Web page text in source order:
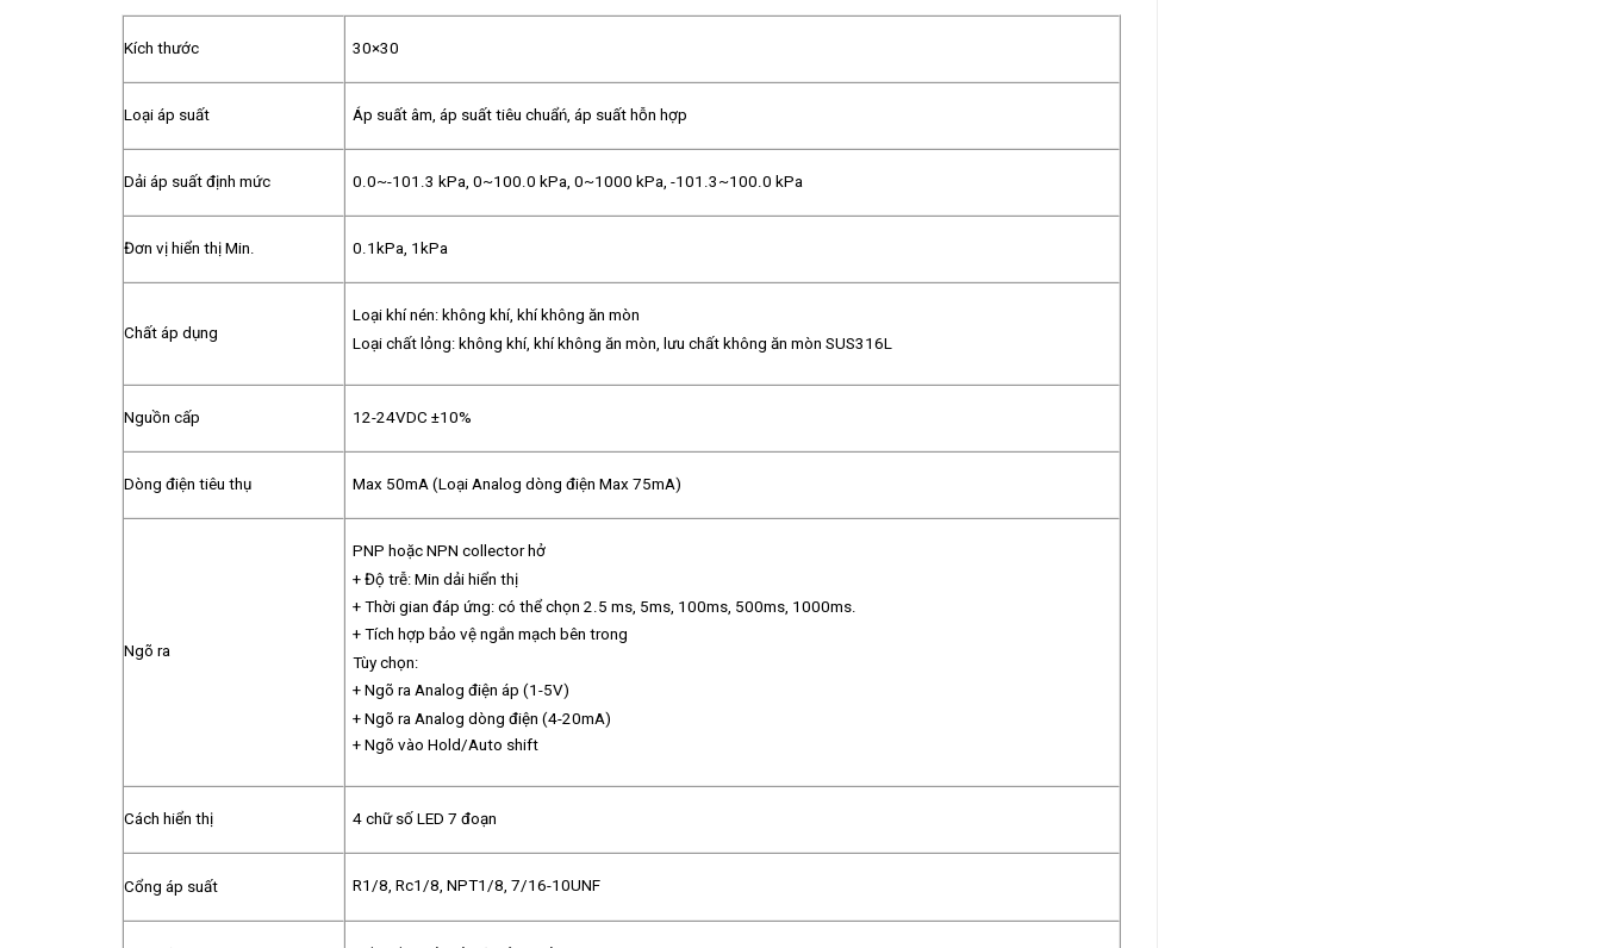
Kích thước 30×30
Loại áp suất Áp suất âm, áp suất tiêu chuẩń, áp suất hỗn hợp
Dải áp suất định mức 0.0~-101.3 kPa, 0~100.0 kPa, 0~1000 kPa, -101.3~100.0 kPa
Đơn vị hiển thị Min. 0.1kPa, 1kPa
Chất áp dụng
Loại khí nén: không khí, khí không ăn mòn
Loại chất lỏng: không khí, khí không ăn mòn, lưu chất không ăn mòn SUS316L
Nguồn cấp 12-24VDC ±10%
Dòng điện tiêu thụ Max 50mA (Loại Analog dòng điện Max 75mA)
Ngõ ra
PNP hoặc NPN collector hở
+ Độ trễ: Min dải hiển thị
+ Thời gian đáp ứng: có thể chọn 2.5 ms, 5ms, 100ms, 500ms, 1000ms.
+ Tích hợp bảo vệ ngắn mạch bên trong
Tùy chọn:
+ Ngõ ra Analog điện áp (1-5V)
+ Ngõ ra Analog dòng điện (4-20mA)
+ Ngõ vào Hold/Auto shift
Cách hiển thị 4 chữ số LED 7 đoạn
Cổng áp suất R1/8, Rc1/8, NPT1/8, 7/16-10UNF